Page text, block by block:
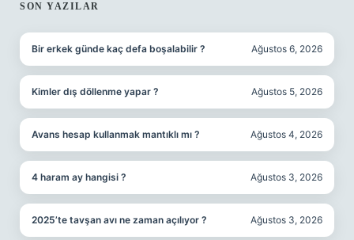
SIDEBAR
SON YAZILAR
Bir erkek günde kaç defa boşalabilir ? Ağustos 6, 2026
Kimler dış döllenme yapar ? Ağustos 5, 2026
Avans hesap kullanmak mantıklı mı ? Ağustos 4, 2026
4 haram ay hangisi ? Ağustos 3, 2026
2025’te tavşan avı ne zaman açılıyor ? Ağustos 3, 2026